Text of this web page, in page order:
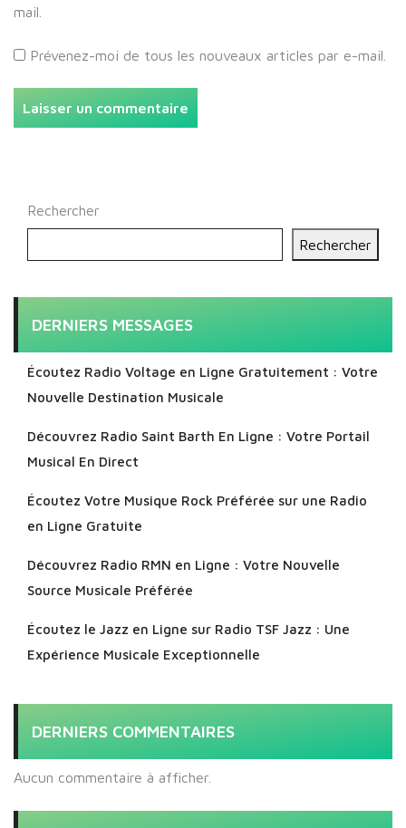
mail.
Prévenez-moi de tous les nouveaux articles par e-mail.
Rechercher
Rechercher
DERNIERS MESSAGES
Écoutez Radio Voltage en Ligne Gratuitement : Votre
Nouvelle Destination Musicale
Découvrez Radio Saint Barth En Ligne : Votre Portail
Musical En Direct
Écoutez Votre Musique Rock Préférée sur une Radio
en Ligne Gratuite
Découvrez Radio RMN en Ligne : Votre Nouvelle
Source Musicale Préférée
Écoutez le Jazz en Ligne sur Radio TSF Jazz : Une
Expérience Musicale Exceptionnelle
DERNIERS COMMENTAIRES
Aucun commentaire à afficher.